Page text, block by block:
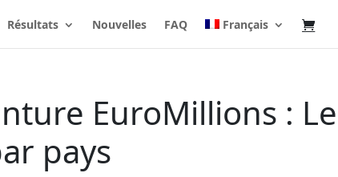
Résultats Nouvelles FAQ Français
EuroMillions : Le
pays